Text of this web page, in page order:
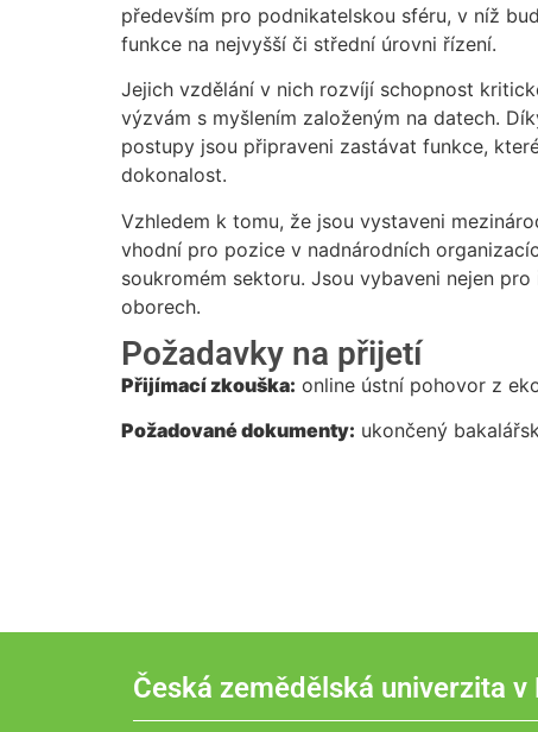
především pro podnikatelskou sféru, v níž
funkce na nejvyšší či střední úrovni řízení.
Jejich vzdělání v nich rozvíjí schopnost
výzvám s myšlením založeným na datech.
postupy jsou připraveni zastávat funkce,
dokonalost.
Vzhledem k tomu, že jsou vystaveni
vhodní pro pozice v nadnárodních
soukromém sektoru. Jsou vybaveni nejen
oborech.
Požadavky na přijetí
Přijímací zkouška: online ústní pohovor z
Požadované dokumenty: ukončený
Česká zemědělská univerzita v